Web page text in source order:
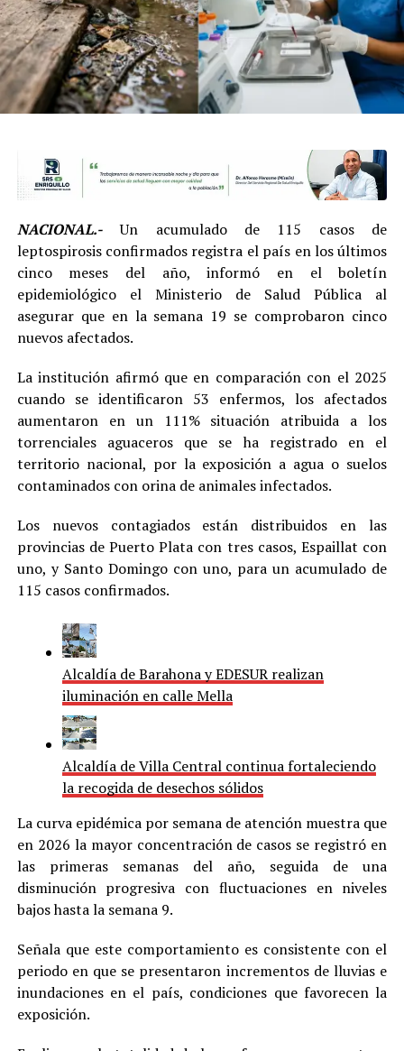
NACIONAL.-Un acumulado de 115 casos de
leptospirosis confirmados registra el país en los últimos
cinco meses del año, informó en el boletín
epidemiológico el Ministerio de Salud Pública al
asegurar que en la semana 19 se comprobaron cinco
nuevos afectados.
La institución afirmó que en comparación con el 2025
cuando se identificaron 53 enfermos, los afectados
aumentaron en un 111% situación atribuida a los
torrenciales aguaceros que se ha registrado en el
territorio nacional, por la exposición a agua o suelos
contaminados con orina de animales infectados.
Los nuevos contagiados están distribuidos en las
provincias de Puerto Plata con tres casos, Espaillat con
uno, y Santo Domingo con uno, para un acumulado de
115 casos confirmados.
Alcaldía de Barahona y EDESUR realizan
iluminación en calle Mella
Alcaldía de Villa Central continua fortaleciendo
la recogida de desechos sólidos
La curva epidémica por semana de atención muestra que
en 2026 la mayor concentración de casos se registró en
las primeras semanas del año, seguida de una
disminución progresiva con fluctuaciones en niveles
bajos hasta la semana 9.
Señala que este comportamiento es consistente con el
periodo en que se presentaron incrementos de lluvias e
inundaciones en el país, condiciones que favorecen la
exposición.